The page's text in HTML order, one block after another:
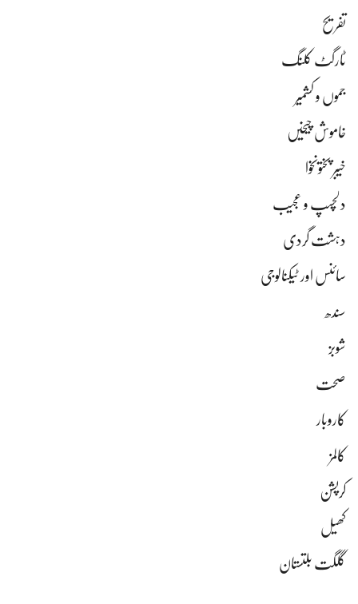
تفریح
ٹارگٹ کلنگ
جموں و کشمیر
خاموش چیخیں
خیبر پختونخوا
دلچسپ و عجیب
دہشت گردی
سائنس اور ٹیکنالوجی
سندھ
شوبز
صحت
کاروبار
کالمز
کرپشن
کھیل
گلگت بلتستان